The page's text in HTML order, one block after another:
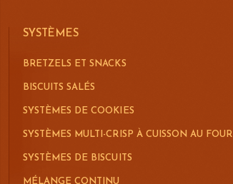
SYSTÈMES
BRETZELS ET SNACKS
BISCUITS SALÉS
SYSTÈMES DE COOKIES
SYSTÈMES MULTI-CRISP À CUISSON AU FOUR
SYSTÈMES DE BISCUITS
MÉLANGE CONTINU